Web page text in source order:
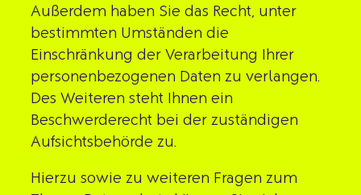
Außerdem haben Sie das Recht, unter
bestimmten Umständen die
Einschränkung der Verarbeitung Ihrer
personenbezogenen Daten zu verlangen.
Des Weiteren steht Ihnen ein
Beschwerderecht bei der zuständigen
Aufsichtsbehörde zu.
Hierzu sowie zu weiteren Fragen zum